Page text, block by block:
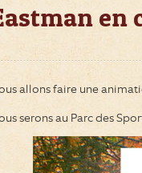
en
allons faire une
serons au Parc des